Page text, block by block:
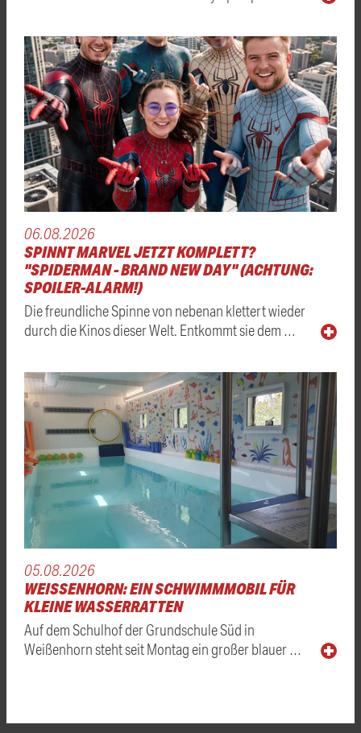
06.08.2026
SPINNT MARVEL JETZT KOMPLETT?
"SPIDERMAN - BRAND NEW DAY" (ACHTUNG:
SPOILER-ALARM!)
Die freundliche Spinne von nebenan klettert wieder
durch die Kinos dieser Welt. Entkommt sie dem …
05.08.2026
WEISSENHORN: EIN SCHWIMMMOBIL FÜR K
LEINE WASSERRATTEN
Auf dem Schulhof der Grundschule Süd in
Weißenhorn steht seit Montag ein großer blauer …